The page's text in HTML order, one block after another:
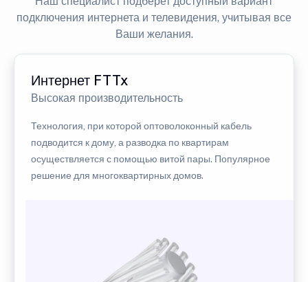
подключения интернета и телевидения, учитывая все
Ваши желания.
Интернет FTTx
Высокая производительность
Технология, при которой оптоволоконный кабель
подводится к дому, а разводка по квартирам
осуществляется с помощью витой пары. Популярное
решение для многоквартирных домов.